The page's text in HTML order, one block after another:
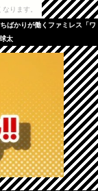
ります。
ばかりが働くファミレス「ワ
太